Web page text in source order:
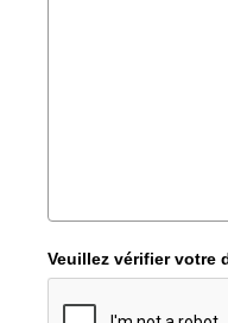
Veuillez vérifier votre